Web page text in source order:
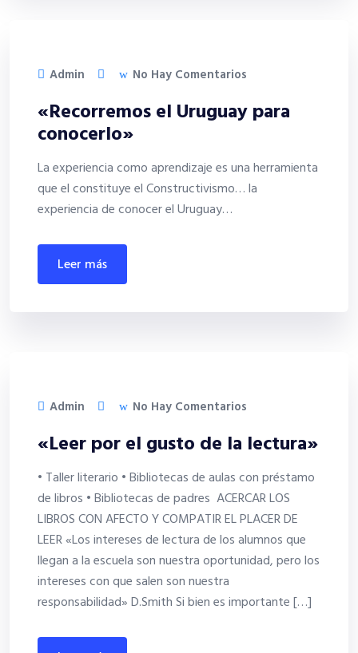
Admin No Hay Comentarios
«Recorremos el Uruguay para
conocerlo»
La experiencia como aprendizaje es una herramienta
que el constituye el Constructivismo… la
experiencia de conocer el Uruguay…
leer más
Admin No Hay Comentarios
«Leer por el gusto de la lectura»
• Taller literario • Bibliotecas de aulas con préstamo
de libros • Bibliotecas de padres ACERCAR LOS
LIBROS CON AFECTO Y COMPATIR EL PLACER DE
LEER «Los intereses de lectura de los alumnos que
llegan a la escuela son nuestra oportunidad, pero los
intereses con que salen son nuestra
responsabilidad» D.Smith Si bien es importante […]